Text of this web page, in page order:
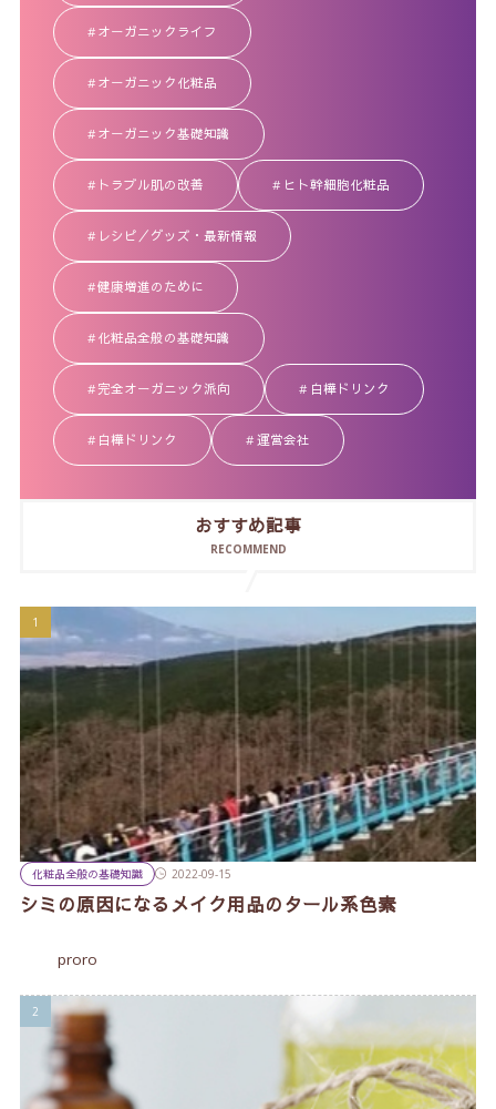
オーガニックライフ
オーガニック化粧品
オーガニック基礎知識
トラブル肌の改善 ヒト幹細胞化粧品
レシピ／グッズ・最新情報
健康増進のために
化粧品全般の基礎知識
完全オーガニック派向 白樺ドリンク
白樺ドリンク 運営会社
おすすめ記事
RECOMMEND
化粧品全般の基礎知識 2022-09-15
シミの原因になるメイク用品のタール系色素
proro